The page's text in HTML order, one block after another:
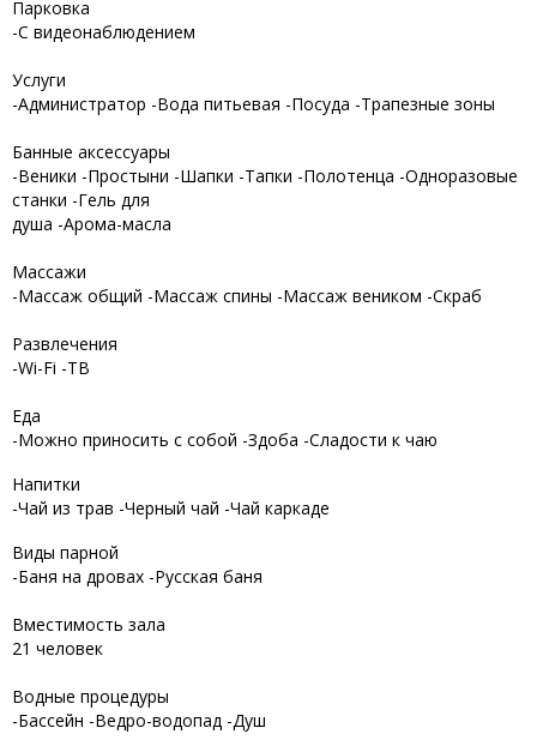
Парковка
-С видеонаблюдением
Услуги
-Администратор -Вода питьевая -Посуда -Трапезные зоны
Банные аксессуары
-Веники -Простыни -Шапки -Тапки -Полотенца -Одноразовые
станки -Гель для
душа -Арома-масла
Массажи
-Массаж общий -Массаж спины -Массаж веником -Скраб
Развлечения
-Wi-Fi -ТВ
Еда
-Можно приносить с собой -Здоба -Сладости к чаю
Напитки
-Чай из трав -Черный чай -Чай каркаде
Виды парной
-Баня на дровах -Русская баня
Вместимость зала
21 человек
Водные процедуры
-Бассейн -Ведро-водопад -Душ